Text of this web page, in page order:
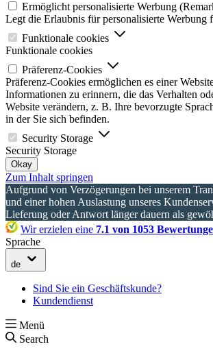
Ermöglicht personalisierte Werbung
Legt die Erlaubnis für personalisierte Werbung
Funktionale cookies
Funktionale cookies
Präferenz-Cookies
Präferenz-Cookies ermöglichen es einer
Informationen zu erinnern, die das Verhalten
Website verändern, z. B. Ihre bevorzugte
in der Sie sich befinden.
Security Storage
Security Storage
Okay
Zum Inhalt springen
Aufgrund von Verzögerungen bei unserem
und einer hohen Auslastung unseres
Lieferung oder Antwort länger dauern als
Wir erzielen eine 7.1 von 1053
Sprache
de
Sind Sie ein Geschäftskunde?
Kundendienst
Menü
Search